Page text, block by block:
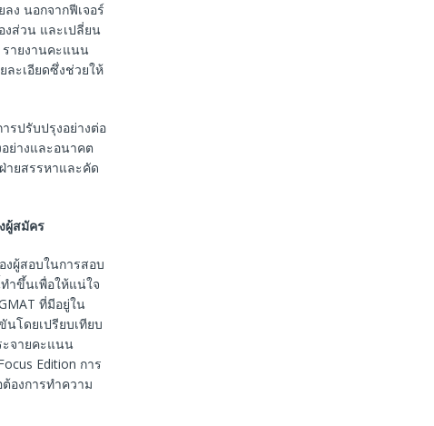
ง นอกจากฟีเจอร์
งส่วน และเปลี่ยน
ายงานคะแนน
ะเอียดซึ่งช่วยให้
รปรับปรุงอย่างต่อ
ย่างและอนาคต
ายสรรหาและคัด
ผู้สมัคร
ผู้สอบในการสอบ
ำขึ้นเพื่อให้แน่ใจ
ที่มีอยู่ใน
นโดยเปรียบเทียบ
ะจายคะแนน
Edition การ
องการทำความ